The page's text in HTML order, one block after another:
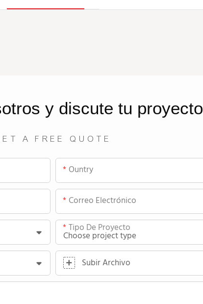
y discute tu proyecto
A FREE QUOTE
Ountry
Correo Electrónico
Tipo De Proyecto
Subir Archivo